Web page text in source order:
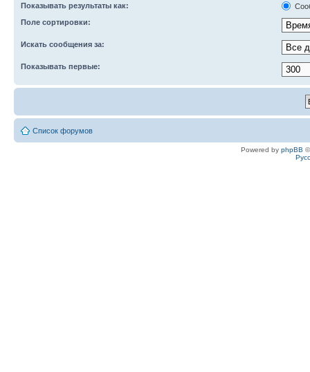
Показывать результаты как:
Поле сортировки:
Искать сообщения за:
Показывать первые:
Список форумов
Powered by phpBB